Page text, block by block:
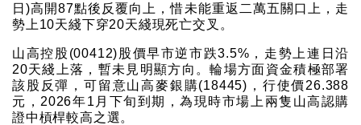
日)高開87點後反覆向上，惜未能重返二萬五關口上，走
勢上10天綫下穿20天綫現死亡交叉。
山高控股(00412)股價早市逆市跌3.5%，走勢上連日沿
20天綫上落，暫未見明顯方向。輪場方面資金積極部署
該股反彈，可留意山高麥銀購(18445)，行使價26.388
元，2026年1月下旬到期，為現時市場上兩隻山高認購
證中槓桿較高之選。